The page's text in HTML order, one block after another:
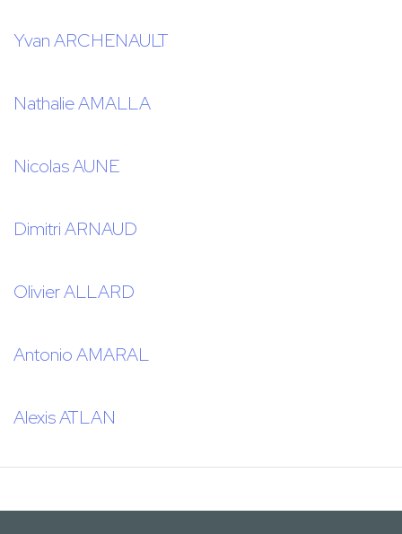
Yvan ARCHENAULT
Nathalie AMALLA
Nicolas AUNE
Dimitri ARNAUD
Olivier ALLARD
Antonio AMARAL
Alexis ATLAN